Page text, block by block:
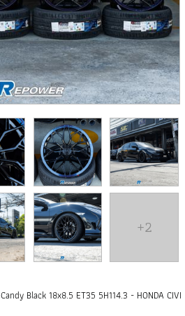
+2
Black 18x8.5 ET35 5H114.3 - HONDA CIVI